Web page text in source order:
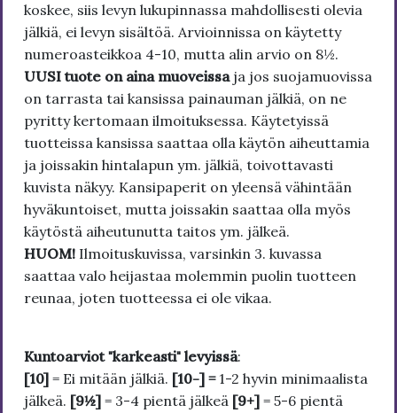
koskee, siis levyn lukupinnassa mahdollisesti olevia
jälkiä, ei levyn sisältöä. Arvioinnissa on käytetty
numeroasteikkoa 4-10, mutta alin arvio on 8½.
UUSI tuote on aina muoveissa ja jos suojamuovissa
on tarrasta tai kansissa painauman jälkiä, on ne
pyritty kertomaan ilmoituksessa. Käytetyissä
tuotteissa kansissa saattaa olla käytön aiheuttamia
ja joissakin hintalapun ym. jälkiä, toivottavasti
kuvista näkyy. Kansipaperit on yleensä vähintään
hyväkuntoiset, mutta joissakin saattaa olla myös
käytöstä aiheutunutta taitos ym. jälkeä.
HUOM! Ilmoituskuvissa, varsinkin 3. kuvassa
saattaa valo heijastaa molemmin puolin tuotteen
reunaa, joten tuotteessa ei ole vikaa.
Kuntoarviot "karkeasti" levyissä:
[10] = Ei mitään jälkiä. [10-] = 1-2 hyvin minimaalista
jälkeä. [9½] = 3-4 pientä jälkeä [9+] = 5-6 pientä